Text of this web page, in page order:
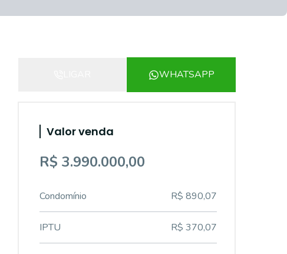
WHATSAPP
Valor venda
R$ 3.990.000,00
Condomínio R$ 890,07
IPTU R$ 370,07